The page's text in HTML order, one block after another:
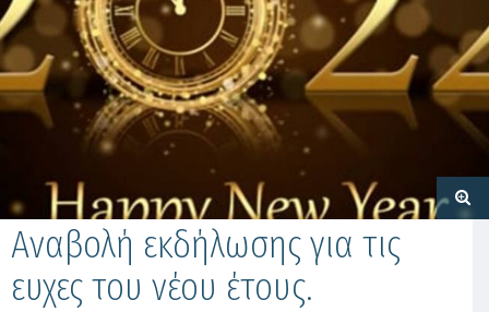
Αναβολή εκδήλωσης για τις
ευχες του νέου έτους.